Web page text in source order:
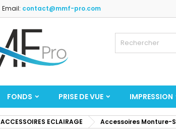
Email: contact@mmf-pro.com
FONDS PRISE DE VUE IMPRESSION
ACCESSOIRES ECLAIRAGE Accessoires Monture-S